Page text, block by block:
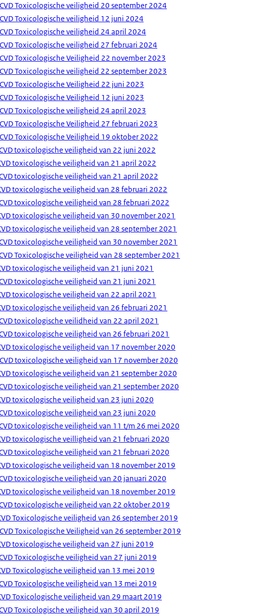
Toxicologische veiligheid 20 september 2024
Toxicologische veiligheid 12 juni 2024
Toxicologische veiligheid 24 april 2024
Toxicologische veiligheid 27 februari 2024
Toxicologische Veiligheid 22 november 2023
Toxicologische veiligheid 22 september 2023
Toxicologische Veiligheid 22 juni 2023
Toxicologische Veiligheid 12 juni 2023
Toxicologische veiligheid 24 april 2023
Toxicologische Veiligheid 27 februari 2023
Toxicologische Veiligheid 19 oktober 2022
toxicologische veiligheid van 22 juni 2022
toxicologische veiligheid van 21 april 2022
toxicologische veiligheid van 21 april 2022
toxicologische veiligheid van 28 februari 2022
toxicologische veiligheid van 28 februari 2022
toxicologische veiligheid van 30 november 2021
toxicologische veiligheid van 28 september 2021
toxicologische veiligheid van 30 november 2021
Toxicologische veiligheid van 28 september 2021
toxicologische veiligheid van 21 juni 2021
toxicologische veiligheid van 21 juni 2021
toxicologische veiligheid van 22 april 2021
toxicologische veiligheid van 26 februari 2021
toxicologische veilidheid van 22 april 2021
toxicologische veiligheid van 26 februari 2021
toxicologische veiligheid van 17 november 2020
toxicologische veiligheid van 17 november 2020
toxicologische veiligheid van 21 september 2020
toxicologische veiligheid van 21 september 2020
toxicologische veiligheid van 23 juni 2020
toxicologische veiligheid van 23 juni 2020
toxicologische veiligheid van 11 t/m 26 mei 2020
toxicologische veilligheid van 21 februari 2020
toxicologische veiligheid van 21 februari 2020
toxicologische veiligheid van 18 november 2019
toxicologische veiligheid van 20 januari 2020
toxicologische veiligheid van 18 november 2019
toxicologische veiligheid van 22 oktober 2019
Toxicologische veiligheid van 26 september 2019
Toxicologische Veiligheid van 26 september 2019
toxicologische veiligheid van 27 juni 2019
Toxicologische veiligheid van 27 juni 2019
Toxicologische veiligheid van 13 mei 2019
Toxicologische veiligheid van 13 mei 2019
Toxicologische veiligheid van 29 maart 2019
Toxicologische veiligheid van 30 april 2019